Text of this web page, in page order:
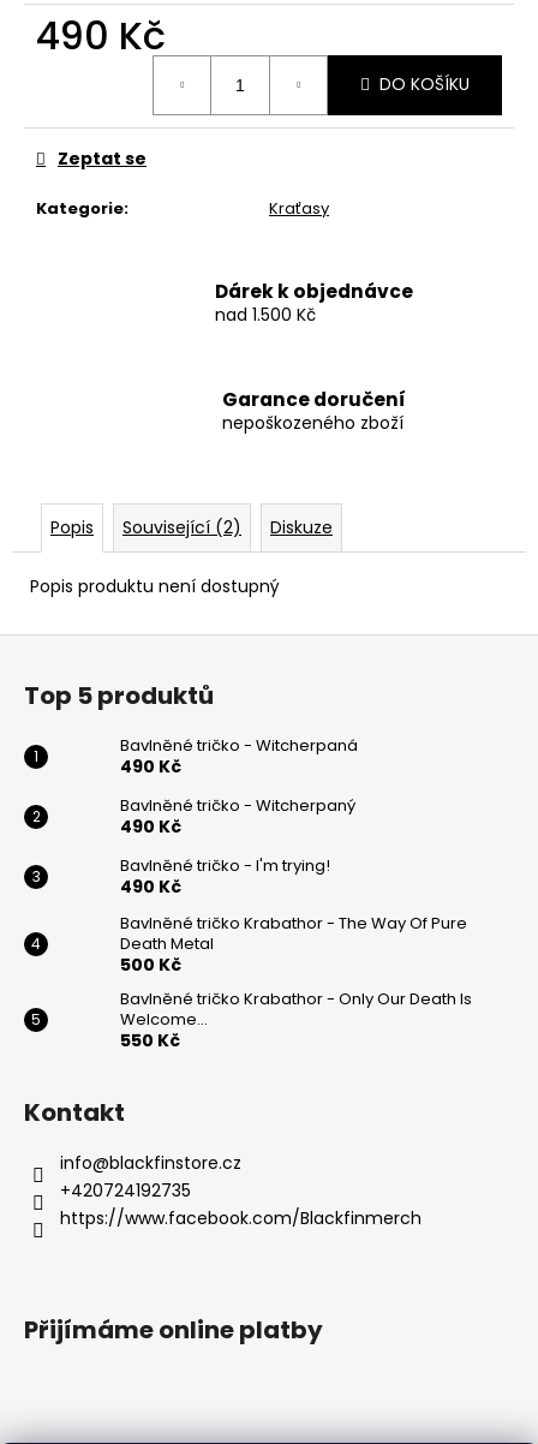
490 Kč
DO KOŠÍKU
Kategorie: Kraťasy
Zeptat se
Dárek k objednávce
nad 1.500 Kč
Garance doručení
nepoškozeného zboží
Popis Související (2) Diskuze
Popis produktu není dostupný
BAVLNĚNÉ
TRIČKO
490
Kč
Z
Top 5 produktů
Bavlněné tričko - Witcherpaná
490 Kč
Bavlněné tričko - Witcherpaný
490 Kč
Bavlněné tričko - I'm trying!
490 Kč
Bavlněné tričko Krabathor - The Way Of Pure
Death Metal
500 Kč
Bavlněné tričko Krabathor - Only Our Death Is
Welcome...
550 Kč
Kontakt
info@blackfinstore.cz
+420724192735
https://www.facebook.com/Blackfinmerch
Přijímáme online platby